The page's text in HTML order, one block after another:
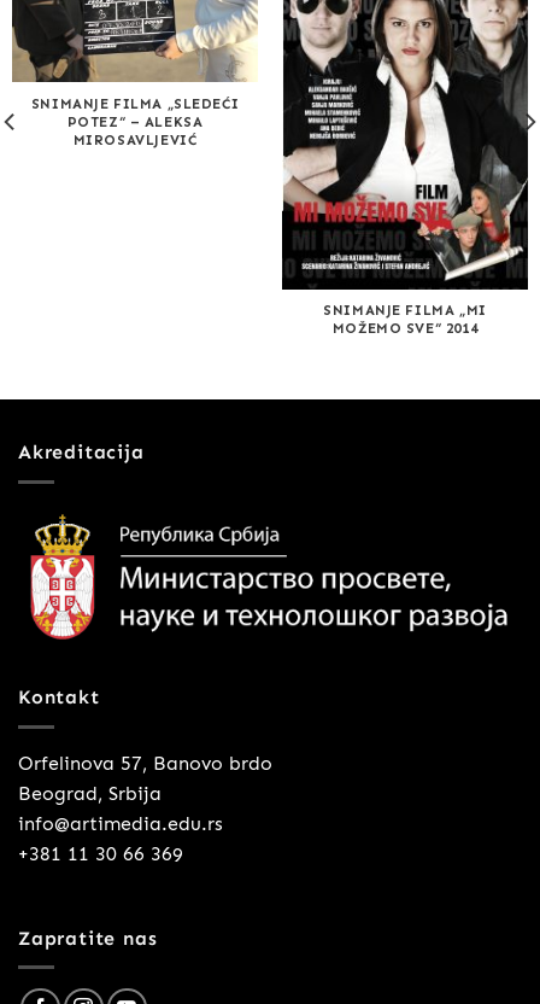
SNIMANJE FILMA „SLEDEĆI
POTEZ“ – ALEKSA
MIROSAVLJEVIĆ
SNIMANJE FILMA „MI
MOŽEMO SVE“ 2014
Akreditacija
Kontakt
Orfelinova 57, Banovo brdo
Beograd, Srbija
info@artimedia.edu.rs
+381 11 30 66 369
Zapratite nas